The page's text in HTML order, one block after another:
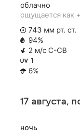
облачно
ощущается как
743 мм рт. ст.
94%
2 м/с С-СВ
1
6%
17 августа,
ночь